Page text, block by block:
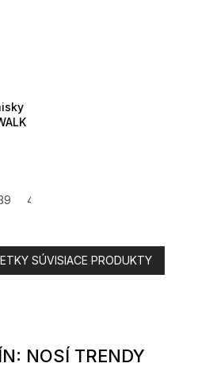
40
SÚVISIACE PRODUKTY
NOSÍ TRENDY